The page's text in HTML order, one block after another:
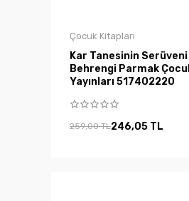
Çocuk Kitapları
Kar Tanesinin
Behrengi Parmak
Yayınları 517402220
259,00 TL246,05 TL